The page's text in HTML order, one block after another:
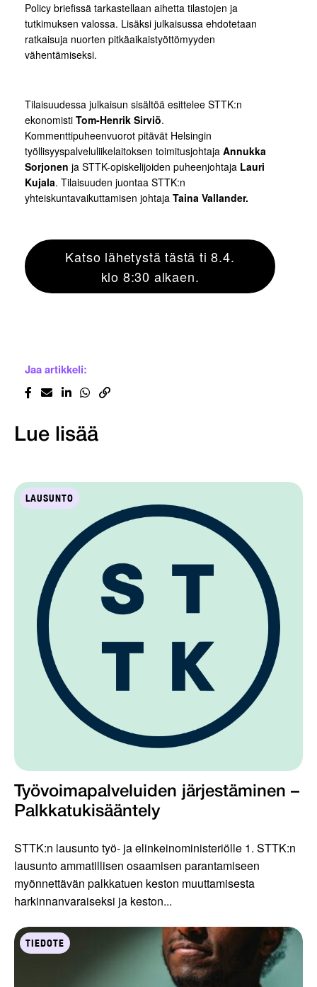
Policy briefissä tarkastellaan aihetta tilastojen ja
tutkimuksen valossa. Lisäksi julkaisussa ehdotetaan
ratkaisuja nuorten pitkäaikaistyöttömyyden
vähentämiseksi.
Tilaisuudessa julkaisun sisältöä esittelee STTK:n
ekonomisti Tom-Henrik Sirviö.
Kommenttipuheenvuorot pitävät Helsingin
työllisyyspalveluliikelaitoksen toimitusjohtaja Annukka
Sorjonen ja STTK-opiskelijoiden puheenjohtaja Lauri
Kujala. Tilaisuuden juontaa STTK:n
yhteiskuntavaikuttamisen johtaja Taina Vallander.
Katso lähetystä tästä ti 8.4.
klo 8:30 alkaen.
Jaa artikkeli:
Lue lisää
LAUSUNTO
Työvoimapalveluiden järjestäminen –
Palkkatukisääntely
STTK:n lausunto työ- ja elinkeinoministeriölle 1. STTK:n
lausunto ammatillisen osaamisen parantamiseen
myönnettävän palkkatuen keston muuttamisesta
harkinnanvaraiseksi ja keston...
TIEDOTE